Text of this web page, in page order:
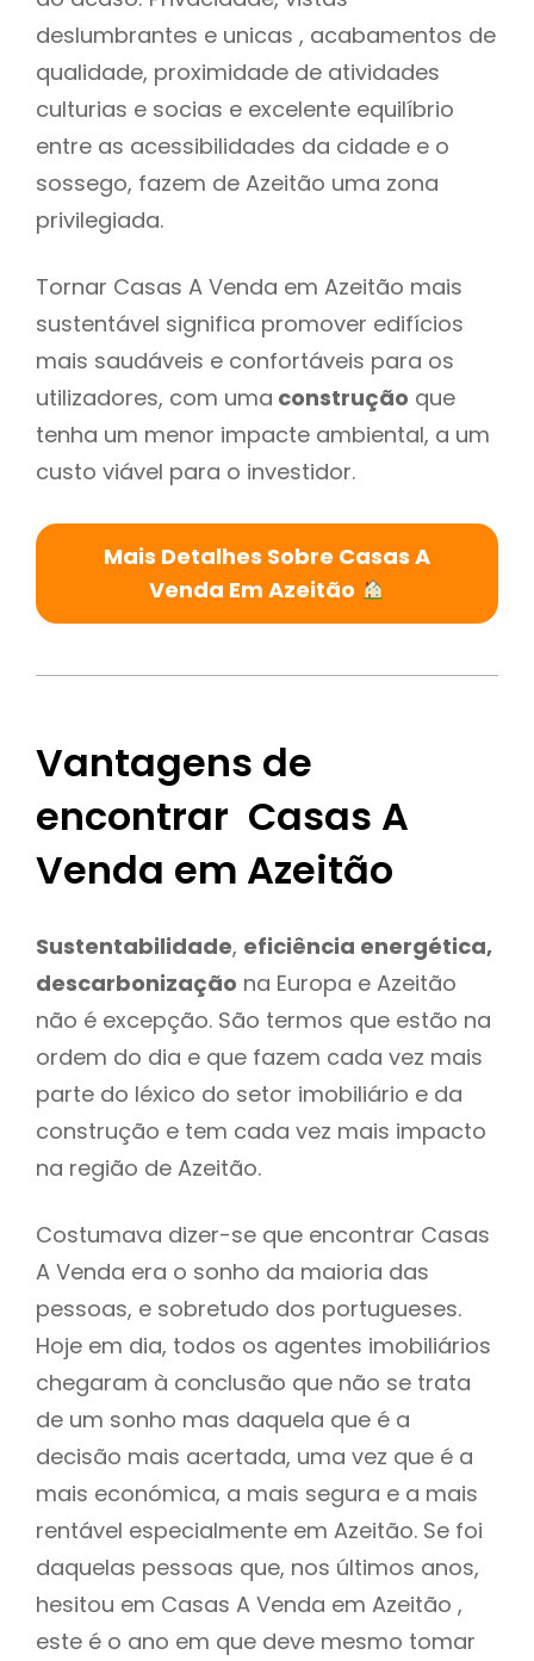
deslumbrantes e unicas , acabamentos de
qualidade, proximidade de atividades
culturias e socias e excelente equilíbrio
entre as acessibilidades da cidade e o
sossego, fazem de Azeitão uma zona
privilegiada.
Tornar Casas A Venda em Azeitão mais
sustentável significa promover edifícios
mais saudáveis e confortáveis para os
utilizadores, com uma construção que
tenha um menor impacte ambiental, a um
custo viável para o investidor.
Mais Detalhes Sobre Casas A
Venda Em Azeitão
Vantagens de
encontrar Casas A
Venda em Azeitão
Sustentabilidade, eficiência energética,
descarbonização na Europa e Azeitão
não é excepção. São termos que estão na
ordem do dia e que fazem cada vez mais
parte do léxico do setor imobiliário e da
construção e tem cada vez mais impacto
na região de Azeitão.
Costumava dizer-se que encontrar Casas
A Venda era o sonho da maioria das
pessoas, e sobretudo dos portugueses.
Hoje em dia, todos os agentes imobiliários
chegaram à conclusão que não se trata
de um sonho mas daquela que é a
decisão mais acertada, uma vez que é a
mais económica, a mais segura e a mais
rentável especialmente em Azeitão. Se foi
daquelas pessoas que, nos últimos anos,
hesitou em Casas A Venda em Azeitão ,
este é o ano em que deve mesmo tomar